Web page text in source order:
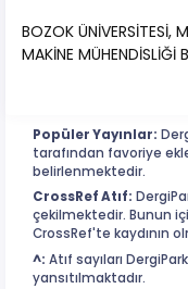
BOZOK ÜNİVERSİTESİ,
MAKİNE MÜHENDİSLİĞİ
Popüler Yayınlar:
tarafından favoriye
belirlenmektedir.
CrossRef Atıf:
çekilmektedir. Bunun
CrossRef'te kaydının
^: Atıf sayıları
yansıtılmaktadır.